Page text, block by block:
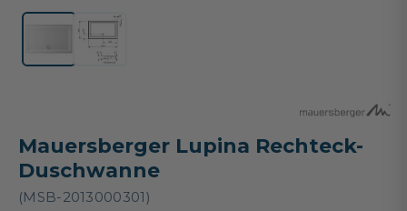
Mauersberger Lupina Rechteck-
Duschwanne
(MSB-2013000301)